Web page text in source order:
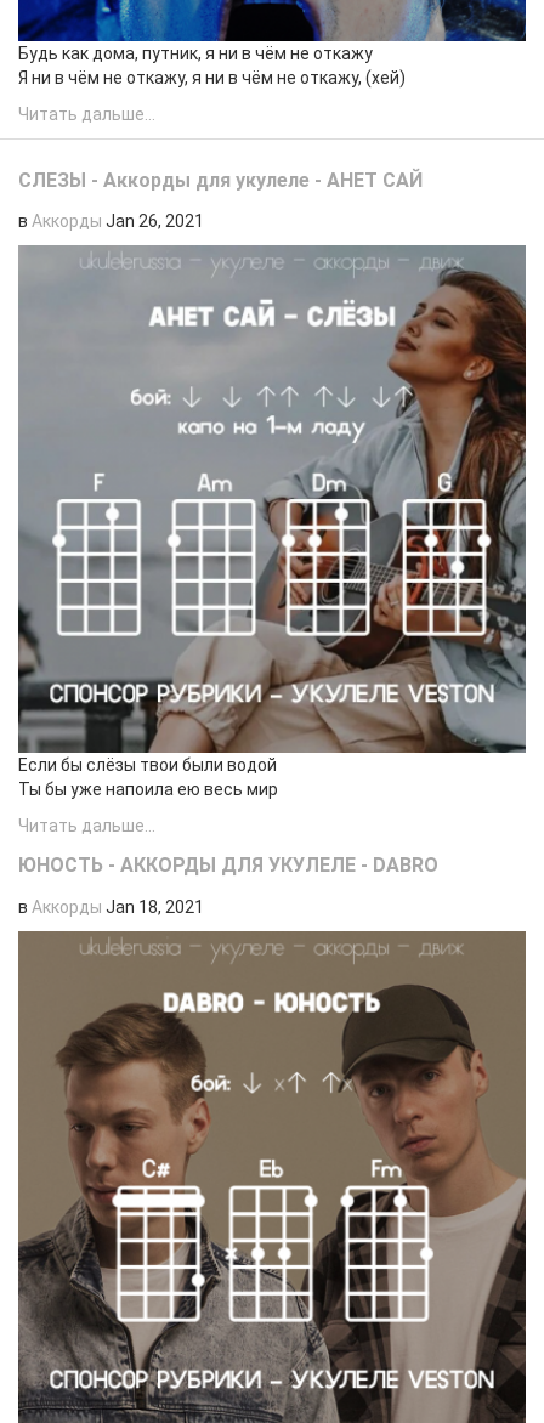
​Будь как дома, путник, я ни в чём не откажу
Я ни в чём не откажу, я ни в чём не откажу, (хей)
Читать дальше...
СЛЕЗЫ - Аккорды для укулеле - АНЕТ САЙ
в Аккорды Jan 26, 2021
Если бы слёзы твои были водой
Ты бы уже напоила ею весь мир
Читать дальше...
ЮНОСТЬ - АККОРДЫ ДЛЯ УКУЛЕЛЕ - DABRO
в Аккорды Jan 18, 2021